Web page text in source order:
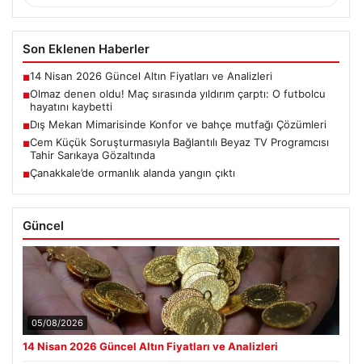
Son Eklenen Haberler
■14 Nisan 2026 Güncel Altın Fiyatları ve Analizleri
■Olmaz denen oldu! Maç sırasında yıldırım çarptı: O futbolcu
hayatını kaybetti
■Dış Mekan Mimarisinde Konfor ve bahçe mutfağı Çözümleri
■Cem Küçük Soruşturmasıyla Bağlantılı Beyaz TV Programcısı
Tahir Sarıkaya Gözaltında
■Çanakkale’de ormanlık alanda yangın çıktı
Güncel
05/08/2026
14 Nisan 2026 Güncel Altın Fiyatları ve Analizleri